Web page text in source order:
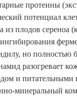
протеины
потенциал
из плодов сереноа
ингибирования
но полностью
разогревает
и питательными
минеральный